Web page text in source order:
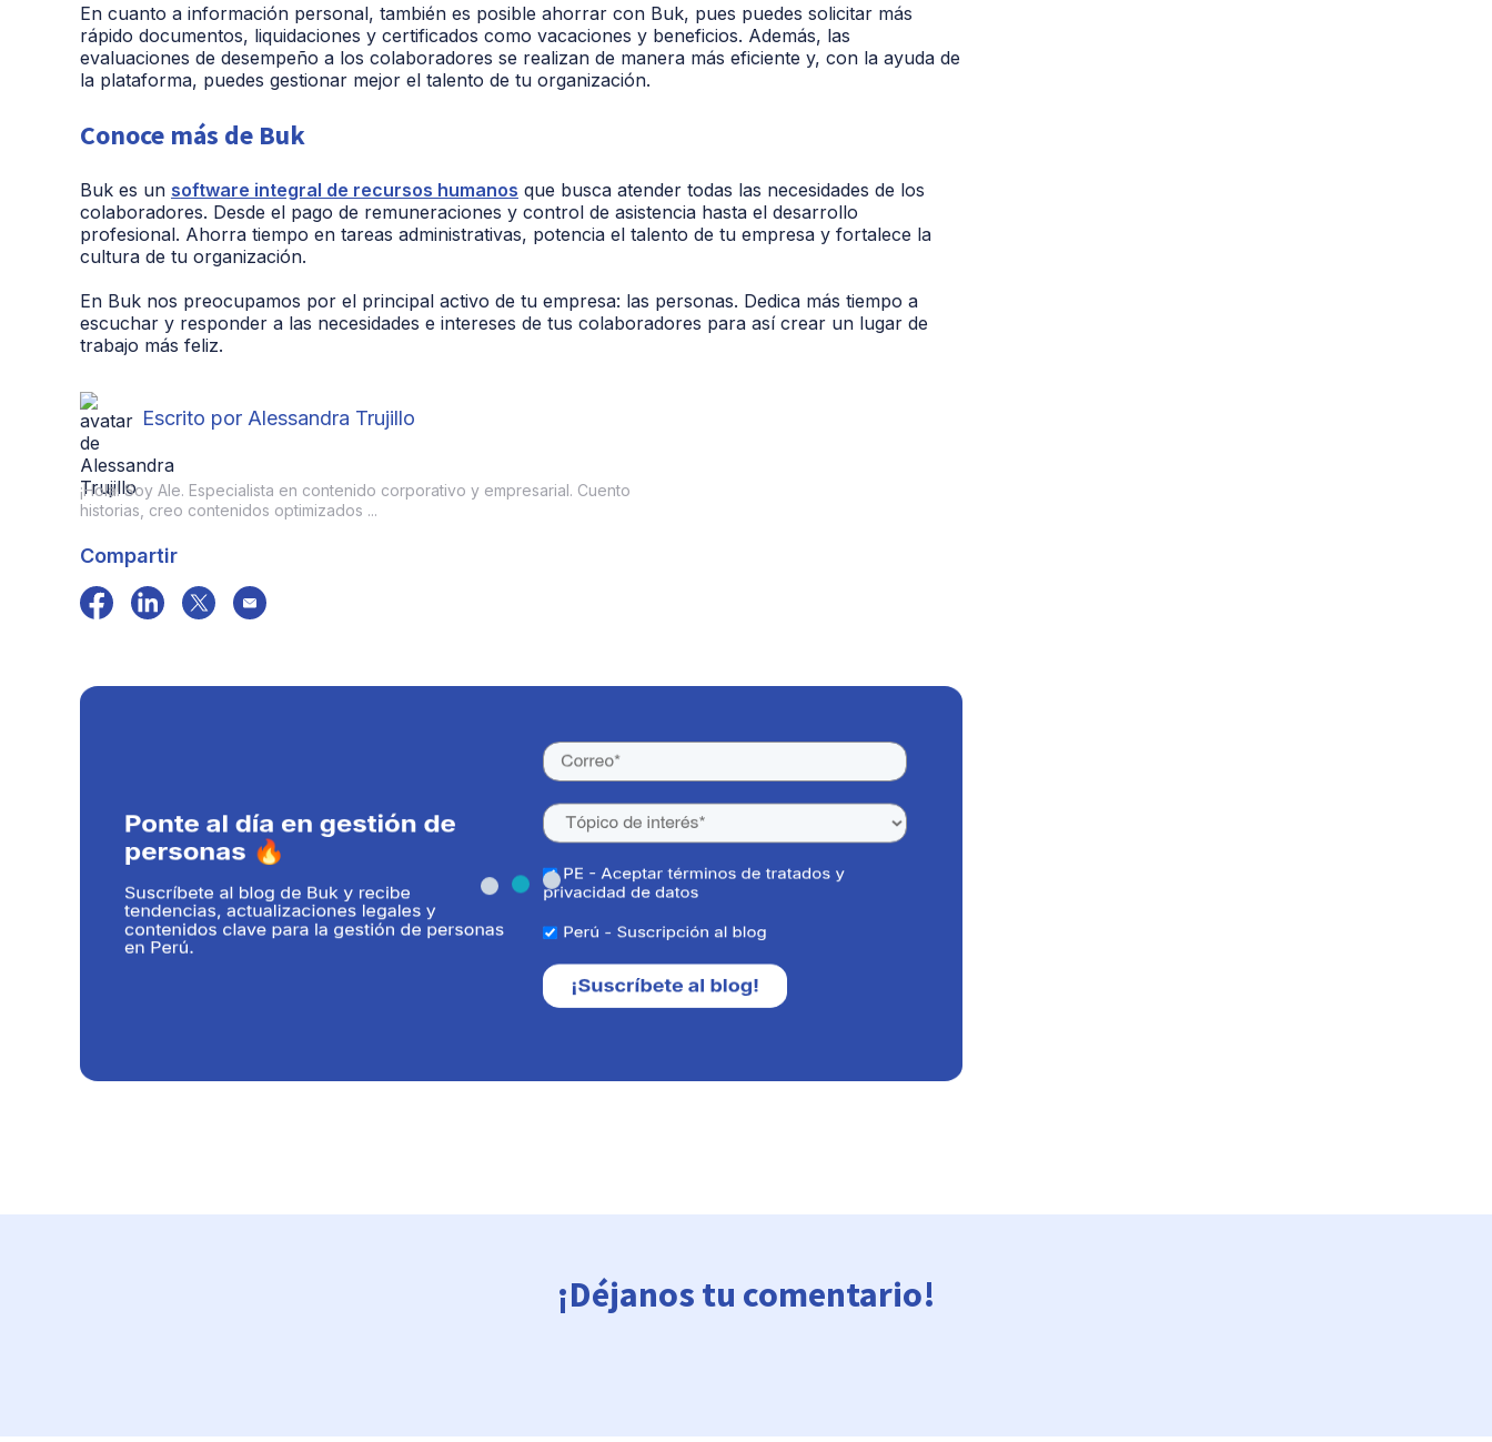
En cuanto a información personal, también es posible ahorrar con Buk, pues puedes solicitar más
rápido documentos, liquidaciones y certificados como vacaciones y beneficios. Además, las
evaluaciones de desempeño a los colaboradores se realizan de manera más eficiente y, con la ayuda de
la plataforma, puedes gestionar mejor el talento de tu organización.
Conoce más de Buk
Buk es un software integral de recursos humanos que busca atender todas las necesidades de los
colaboradores. Desde el pago de remuneraciones y control de asistencia hasta el desarrollo
profesional. Ahorra tiempo en tareas administrativas, potencia el talento de tu empresa y fortalece la
cultura de tu organización.
En Buk nos preocupamos por el principal activo de tu empresa: las personas. Dedica más tiempo a
escuchar y responder a las necesidades e intereses de tus colaboradores para así crear un lugar de
trabajo más feliz.
Escrito por Alessandra Trujillo
¡Hola! Soy Ale. Especialista en contenido corporativo y empresarial. Cuento
historias, creo contenidos optimizados ...
Compartir
¡Déjanos tu comentario!